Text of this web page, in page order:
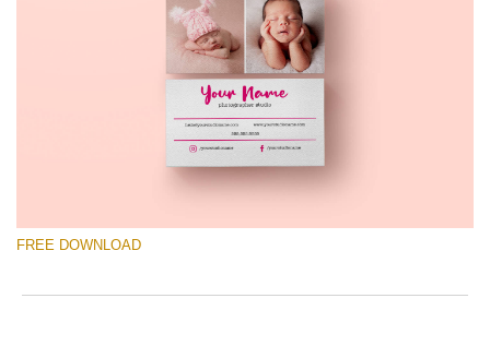
Free Template #37
Wedding Photography Templates
Téléchargement Gratuit
FREE DOWNLOAD